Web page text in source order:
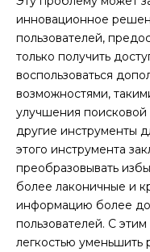
инновационное
пользователей,
только получить
воспользоваться
возможностями,
улучшения поисковой
другие инструменты
этого инструмента
преобразовывать
более лаконичные и
информацию более
пользователей. С
легкостью уменьшить